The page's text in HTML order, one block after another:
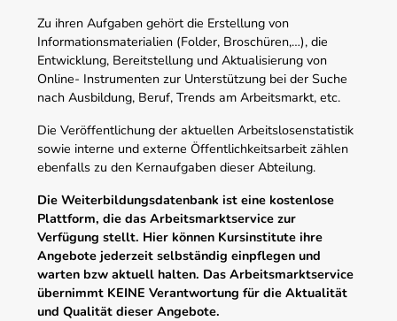
Zu ihren Aufgaben gehört die Erstellung von
Informationsmaterialien (Folder, Broschüren,…), die
Entwicklung, Bereitstellung und Aktualisierung von
Online- Instrumenten zur Unterstützung bei der Suche
nach Ausbildung, Beruf, Trends am Arbeitsmarkt, etc.
Die Veröffentlichung der aktuellen Arbeitslosenstatistik
sowie interne und externe Öffentlichkeitsarbeit zählen
ebenfalls zu den Kernaufgaben dieser Abteilung.
Die Weiterbildungsdatenbank ist eine kostenlose
Plattform, die das Arbeitsmarktservice zur
Verfügung stellt. Hier können Kursinstitute ihre
Angebote jederzeit selbständig einpflegen und
warten bzw aktuell halten. Das Arbeitsmarktservice
übernimmt KEINE Verantwortung für die Aktualität
und Qualität dieser Angebote.